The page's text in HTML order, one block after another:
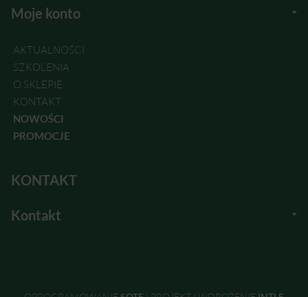
Moje konto
AKTUALNOŚCI
SZKOLENIA
O SKLEPIE
KONTAKT
NOWOŚCI
PROMOCJE
KONTAKT
Kontakt